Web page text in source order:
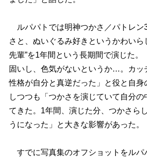
ルパパトでは明神つかさ／パトレン
さと、ぬいぐるみ好きというかわいら
先輩”を1年間という長期間で演じた。
固いし、色気がないというか…。カッ
性格が自分と真逆だった」と役と自身
しつつも「つかさを演じていて自分の
てきた。1年間、演じた分、つかさら
うになった」と大きな影響があった。
すでに写真集のオフショットをルパ